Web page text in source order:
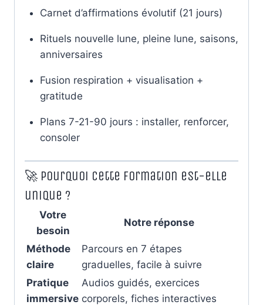
Carnet d’affirmations évolutif (21 jours)
Rituels nouvelle lune, pleine lune, saisons,
anniversaires
Fusion respiration + visualisation +
gratitude
Plans 7-21-90 jours : installer, renforcer,
consoler
🚀 Pourquoi cette formation est-elle
unique ?
Votre
besoin
Notre réponse
Méthode
claire
Parcours en 7 étapes
graduelles, facile à suivre
Pratique
immersive
Audios guidés, exercices
corporels, fiches interactives